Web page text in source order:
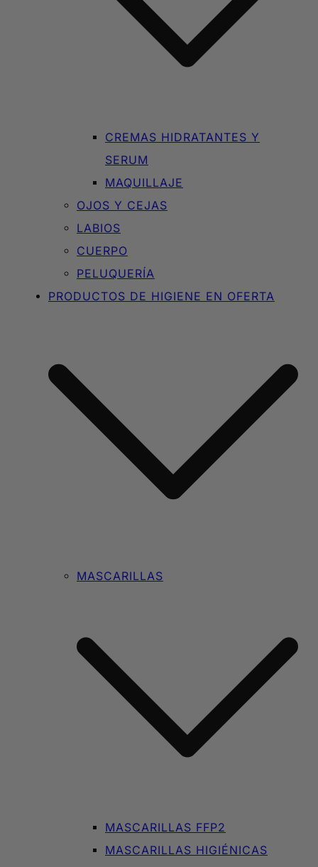
CREMAS HIDRATANTES Y
SERUM
MAQUILLAJE
OJOS Y CEJAS
LABIOS
CUERPO
PELUQUERÍA
PRODUCTOS DE HIGIENE EN OFERTA
MASCARILLAS
MASCARILLAS FFP2
MASCARILLAS HIGIÉNICAS